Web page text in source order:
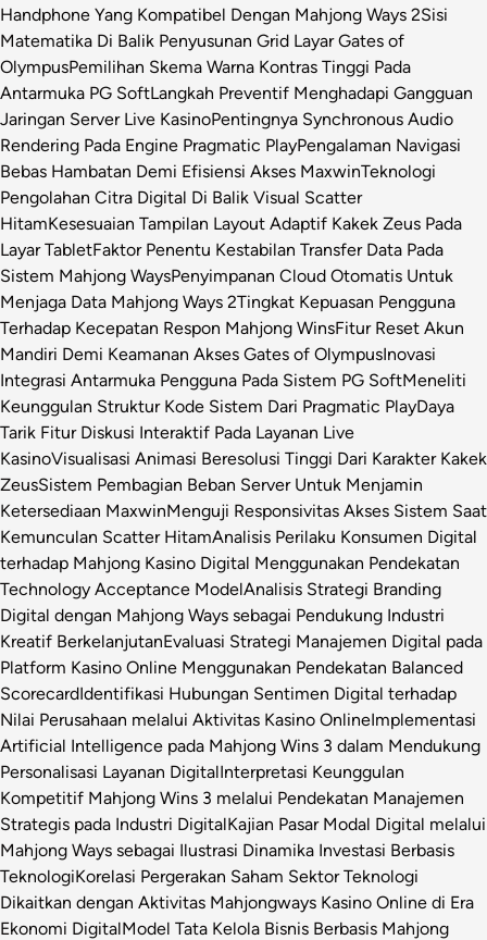
Handphone Yang Kompatibel Dengan Mahjong Ways 2Sisi
Matematika Di Balik Penyusunan Grid Layar Gates of
OlympusPemilihan Skema Warna Kontras Tinggi Pada
Antarmuka PG SoftLangkah Preventif Menghadapi Gangguan
Jaringan Server Live KasinoPentingnya Synchronous Audio
Rendering Pada Engine Pragmatic PlayPengalaman Navigasi
Bebas Hambatan Demi Efisiensi Akses MaxwinTeknologi
Pengolahan Citra Digital Di Balik Visual Scatter
HitamKesesuaian Tampilan Layout Adaptif Kakek Zeus Pada
Layar TabletFaktor Penentu Kestabilan Transfer Data Pada
Sistem Mahjong WaysPenyimpanan Cloud Otomatis Untuk
Menjaga Data Mahjong Ways 2Tingkat Kepuasan Pengguna
Terhadap Kecepatan Respon Mahjong WinsFitur Reset Akun
Mandiri Demi Keamanan Akses Gates of OlympusInovasi
Integrasi Antarmuka Pengguna Pada Sistem PG SoftMeneliti
Keunggulan Struktur Kode Sistem Dari Pragmatic PlayDaya
Tarik Fitur Diskusi Interaktif Pada Layanan Live
KasinoVisualisasi Animasi Beresolusi Tinggi Dari Karakter Kakek
ZeusSistem Pembagian Beban Server Untuk Menjamin
Ketersediaan MaxwinMenguji Responsivitas Akses Sistem Saat
Kemunculan Scatter HitamAnalisis Perilaku Konsumen Digital
terhadap Mahjong Kasino Digital Menggunakan Pendekatan
Technology Acceptance ModelAnalisis Strategi Branding
Digital dengan Mahjong Ways sebagai Pendukung Industri
Kreatif BerkelanjutanEvaluasi Strategi Manajemen Digital pada
Platform Kasino Online Menggunakan Pendekatan Balanced
ScorecardIdentifikasi Hubungan Sentimen Digital terhadap
Nilai Perusahaan melalui Aktivitas Kasino OnlineImplementasi
Artificial Intelligence pada Mahjong Wins 3 dalam Mendukung
Personalisasi Layanan DigitalInterpretasi Keunggulan
Kompetitif Mahjong Wins 3 melalui Pendekatan Manajemen
Strategis pada Industri DigitalKajian Pasar Modal Digital melalui
Mahjong Ways sebagai Ilustrasi Dinamika Investasi Berbasis
TeknologiKorelasi Pergerakan Saham Sektor Teknologi
Dikaitkan dengan Aktivitas Mahjongways Kasino Online di Era
Ekonomi DigitalModel Tata Kelola Bisnis Berbasis Mahjong